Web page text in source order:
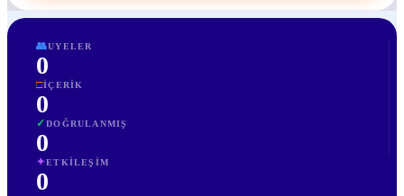
👥UYELER
0
□İÇERIK
0
✓DOĞRULANMIŞ
0
✦ETKILEŞIM
0